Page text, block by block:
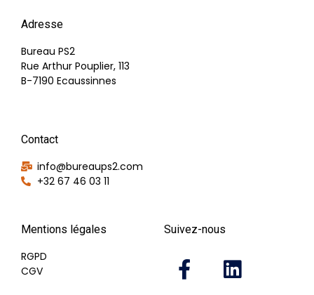
Adresse
Bureau PS2
Rue Arthur Pouplier, 113
B-7190 Ecaussinnes
Contact
info@bureaups2.com
+32 67 46 03 11
Mentions légales
RGPD
CGV
Suivez-nous